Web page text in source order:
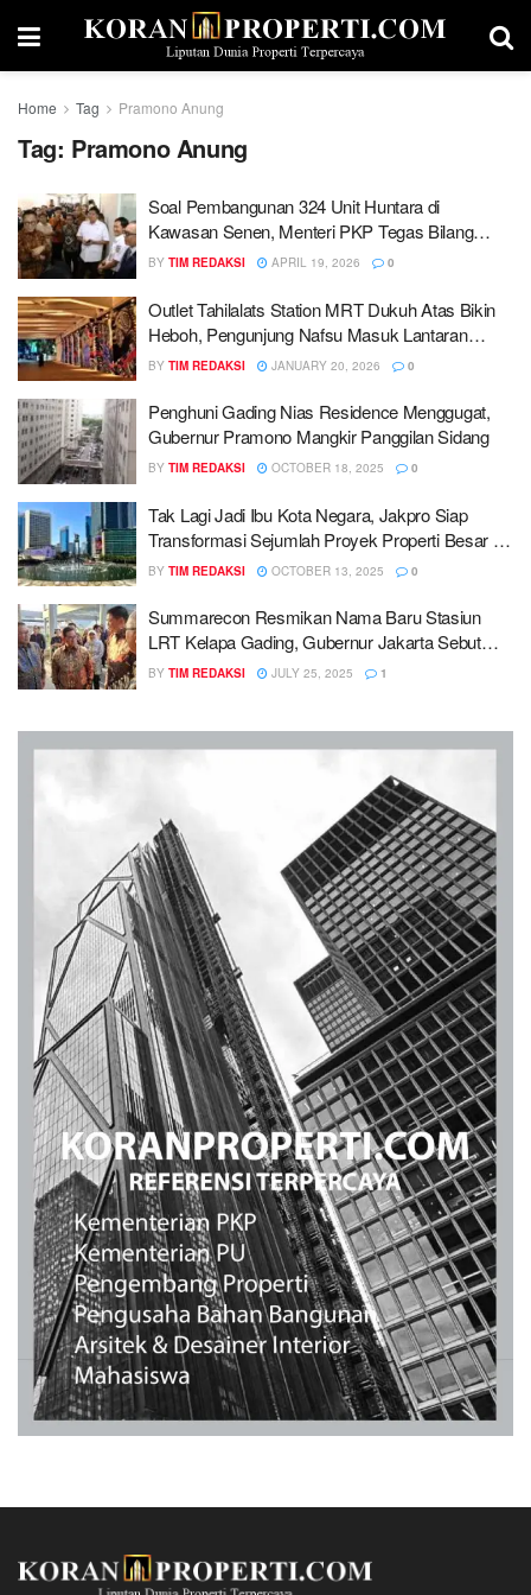
Home Tag Pramono Anung
Tag: Pramono Anung
Soal Pembangunan 324 Unit Huntara di
Kawasan Senen, Menteri PKP Tegas Bilang
Begini…
BY TIM REDAKSI APRIL 19, 2026 0
Outlet Tahilalats Station MRT Dukuh Atas Bikin
Heboh, Pengunjung Nafsu Masuk Lantaran
Dapat Ini!
BY TIM REDAKSI JANUARY 20, 2026 0
Penghuni Gading Nias Residence Menggugat,
Gubernur Pramono Mangkir Panggilan Sidang
BY TIM REDAKSI OCTOBER 18, 2025 0
Tak Lagi Jadi Ibu Kota Negara, Jakpro Siap
Transformasi Sejumlah Proyek Properti Besar di
Jakarta
BY TIM REDAKSI OCTOBER 13, 2025 0
Summarecon Resmikan Nama Baru Stasiun
LRT Kelapa Gading, Gubernur Jakarta Sebut
Konektivitas Transportasi Jakarta Meningkat
BY TIM REDAKSI JULY 25, 2025 1